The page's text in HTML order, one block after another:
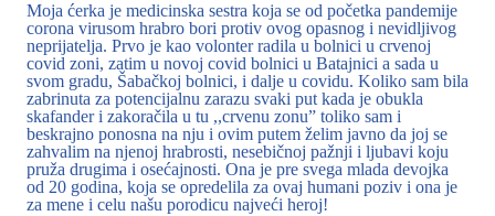
Moja ćerka je medicinska sestra koja se od početka pandemije
corona virusom hrabro bori protiv ovog opasnog i nevidljivog
neprijatelja. Prvo je kao volonter radila u bolnici u crvenoj
covid zoni, zatim u novoj covid bolnici u Batajnici a sada u
svom gradu, Šabačkoj bolnici, i dalje u covidu. Koliko sam bila
zabrinuta za potencijalnu zarazu svaki put kada je obukla
skafander i zakoračila u tu ,,crvenu zonu” toliko sam i
beskrajno ponosna na nju i ovim putem želim javno da joj se
zahvalim na njenoj hrabrosti, nesebičnoj pažnji i ljubavi koju
pruža drugima i osećajnosti. Ona je pre svega mlada devojka
od 20 godina, koja se opredelila za ovaj humani poziv i ona je
za mene i celu našu porodicu najveći heroj!